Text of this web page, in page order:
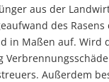
aus der
des
in Maßen auf. Wird
Außerdem